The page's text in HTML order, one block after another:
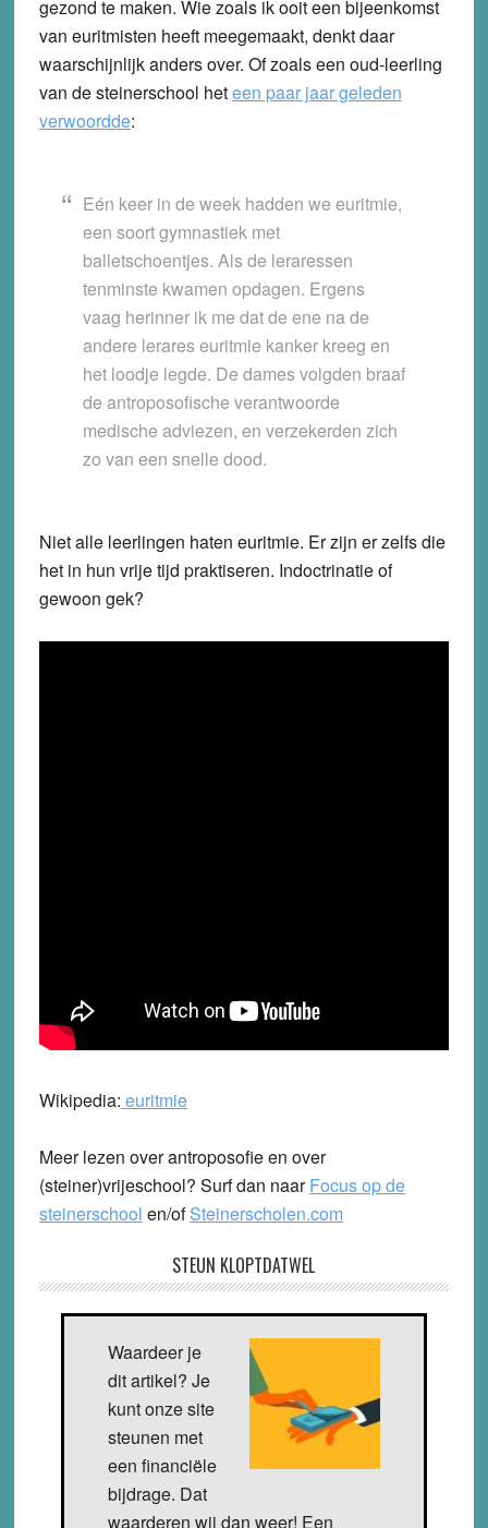
gezond te maken. Wie zoals ik ooit een bijeenkomst
van euritmisten heeft meegemaakt, denkt daar
waarschijnlijk anders over. Of zoals een oud-leerling
van de steinerschool heteen paar jaar geleden
verwoordde:
Eén keer in de week hadden we euritmie,
een soort gymnastiek met
balletschoentjes. Als de leraressen
tenminste kwamen opdagen. Ergens
vaag herinner ik me dat de ene na de
andere lerares euritmie kanker kreeg en
het loodje legde. De dames volgden braaf
de antroposofische verantwoorde
medische adviezen, en verzekerden zich
zo van een snelle dood.
Niet alle leerlingen haten euritmie. Er zijn er zelfs die
het in hun vrije tijd praktiseren. Indoctrinatie of
gewoon gek?
Wikipedia: euritmie
Meer lezen over antroposofie en over
(steiner)vrijeschool? Surf dan naarFocus op de
steinerschool en/ofSteinerscholen.com
STEUN KLOPTDATWEL
Waardeer je
dit artikel? Je
kunt onze site
steunen met
een financiële
bijdrage. Dat
waarderen wij dan weer! Een